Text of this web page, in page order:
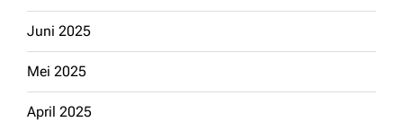
Juni 2025
Mei 2025
April 2025